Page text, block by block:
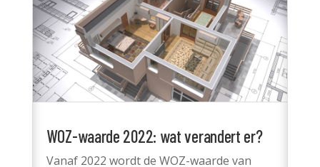
WOZ-waarde 2022: wat verandert er?
Vanaf 2022 wordt de WOZ-waarde van